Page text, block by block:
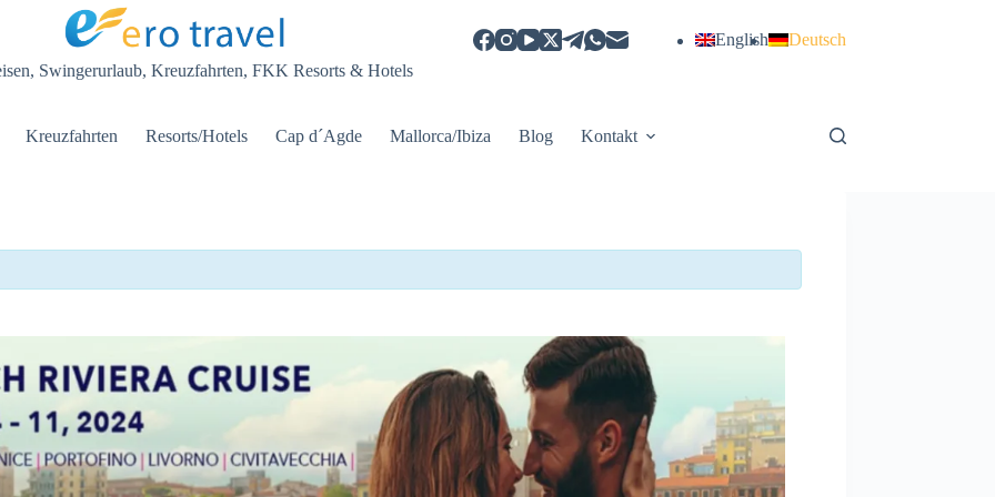
Swingerurlaub, Kreuzfahrten, FKK Resorts & Hotels
English Deutsch
Kreuzfahrten Resorts/Hotels Cap d´Agde Mallorca/Ibiza Blog Kontakt